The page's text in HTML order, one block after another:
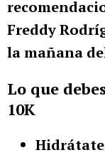
Freddy
la mañana
Lo que
10K